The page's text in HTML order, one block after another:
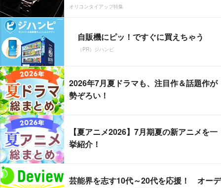
オリコンタイアップ特集
自販機にピッ！ですぐに買えちゃう
（PR）ジハンピ
2026年7月夏ドラマも、注目作＆話題作が
勢ぞろい！
【夏アニメ2026】7月期夏の新アニメを一
挙紹介！
芸能界を志す10代～20代を応援！ オーデ